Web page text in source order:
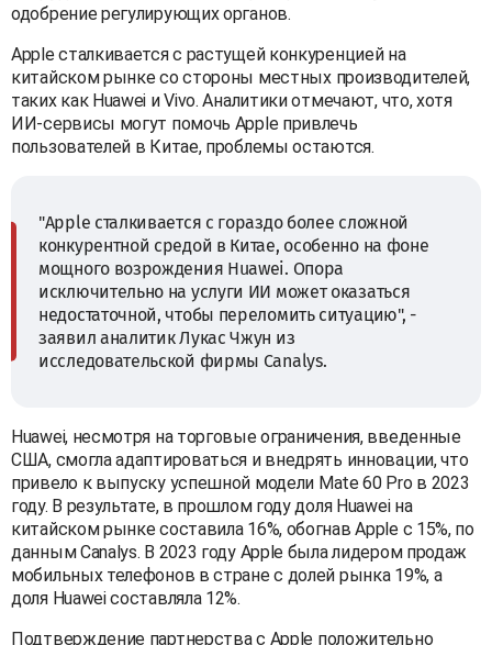
одобрение регулирующих органов.
Apple сталкивается с растущей конкуренцией на
китайском рынке со стороны местных производителей,
таких как Huawei и Vivo. Аналитики отмечают, что, хотя
ИИ-сервисы могут помочь Apple привлечь
пользователей в Китае, проблемы остаются.
"Apple сталкивается с гораздо более сложной
конкурентной средой в Китае, особенно на фоне
мощного возрождения Huawei. Опора
исключительно на услуги ИИ может оказаться
недостаточной, чтобы переломить ситуацию", -
заявил аналитик Лукас Чжун из
исследовательской фирмы Canalys.
Huawei, несмотря на торговые ограничения, введенные
США, смогла адаптироваться и внедрять инновации, что
привело к выпуску успешной модели Mate 60 Pro в 2023
году. В результате, в прошлом году доля Huawei на
китайском рынке составила 16%, обогнав Apple с 15%, по
данным Canalys. В 2023 году Apple была лидером продаж
мобильных телефонов в стране с долей рынка 19%, а
доля Huawei составляла 12%.
Подтверждение партнерства с Apple положительно